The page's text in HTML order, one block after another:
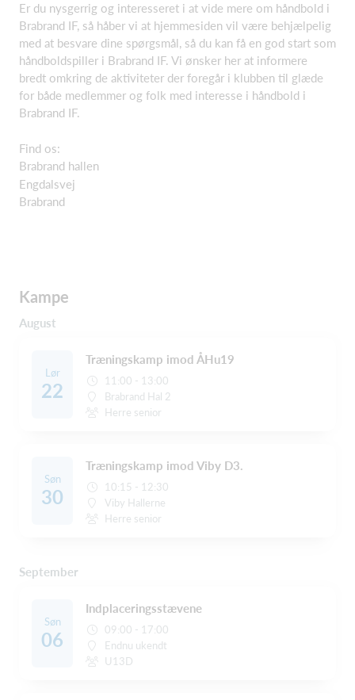
Er du nysgerrig og interesseret i at vide mere om håndbold i
Brabrand IF, så håber vi at hjemmesiden vil være behjælpelig
med at besvare dine spørgsmål, så du kan få en god start som
håndboldspiller i Brabrand IF. Vi ønsker her at informere
bredt omkring de aktiviteter der foregår i klubben til glæde
for både medlemmer og folk med interesse i håndbold i
Brabrand IF.
Find os:
Brabrand hallen
Engdalsvej
Brabrand
Kampe
August
Lør
22
Træningskamp imod ÅHu19
11:00 - 13:00
Brabrand Hal 2
Herre senior
Søn
30
Træningskamp imod Viby D3.
10:15 - 12:30
Viby Hallerne
Herre senior
September
Søn
06
Indplaceringsstævene
09:00 - 17:00
Endnu ukendt
U13D